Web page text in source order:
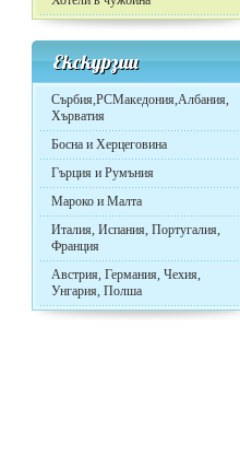
Екскурзии
Сърбия,РСМакедония,Албания,
Хърватия
Босна и Херцеговина
Гърция и Румъния
Мароко и Малта
Италия, Испания, Португалия,
Франция
Австрия, Германия, Чехия,
Унгария, Полша